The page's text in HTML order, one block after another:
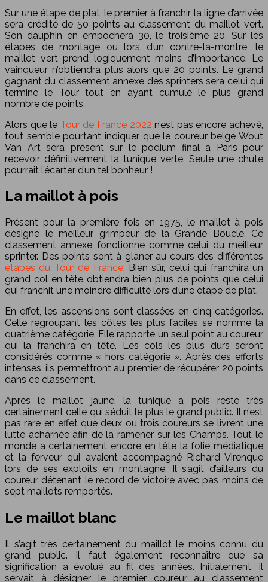
Sur une étape de plat, le premier à franchir la ligne d’arrivée
sera crédité de 50 points au classement du maillot vert.
Son dauphin en empochera 30, le troisième 20. Sur les
étapes de montage ou lors d’un contre-la-montre, le
maillot vert prend logiquement moins d’importance. Le
vainqueur n’obtiendra plus alors que 20 points. Le grand
gagnant du classement annexe des sprinters sera celui qui
termine le Tour tout en ayant cumulé le plus grand
nombre de points.
Alors que le Tour de France 2022 n’est pas encore achevé,
tout semble pourtant indiquer que le coureur belge Wout
Van Art sera présent sur le podium final à Paris pour
recevoir définitivement la tunique verte. Seule une chute
pourrait l’écarter d’un tel bonheur !
La maillot à pois
Présent pour la première fois en 1975, le maillot à pois
désigne le meilleur grimpeur de la Grande Boucle. Ce
classement annexe fonctionne comme celui du meilleur
sprinter. Des points sont à glaner au cours des différentes
étapes du Tour de France. Bien sûr, celui qui franchira un
grand col en tête obtiendra bien plus de points que celui
qui franchit une moindre difficulté lors d’une étape de plat.
En effet, les ascensions sont classées en cinq catégories.
Celle regroupant les côtes les plus faciles se nomme la
quatrième catégorie. Elle rapporte un seul point au coureur
qui la franchira en tête. Les cols les plus durs seront
considérés comme « hors catégorie ». Après des efforts
intenses, ils permettront au premier de récupérer 20 points
dans ce classement.
Après le maillot jaune, la tunique à pois reste très
certainement celle qui séduit le plus le grand public. Il n’est
pas rare en effet que deux ou trois coureurs se livrent une
lutte acharnée afin de la ramener sur les Champs. Tout le
monde a certainement encore en tête la folie médiatique
et la ferveur qui avaient accompagné Richard Virenque
lors de ses exploits en montagne. Il s’agit d’ailleurs du
coureur détenant le record de victoire avec pas moins de
sept maillots remportés.
Le maillot blanc
Il s’agit très certainement du maillot le moins connu du
grand public. Il faut également reconnaître que sa
signification a évolué au fil des années. Initialement, il
servait à désigner le premier coureur au classement